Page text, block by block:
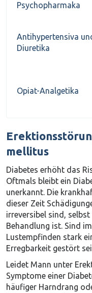
Psychopharmaka
Antihypertensiva
Diuretika
Opiat-Analgetika
mellitus
Diabetes erhöht das
Oftmals bleibt ein
unerkannt. Die
dieser Zeit
irreversibel sind,
Behandlung ist. Sind
Lustempfinden stark
Erregbarkeit gestört
Leidet Mann unter
Symptome einer
häufiger Harndrang